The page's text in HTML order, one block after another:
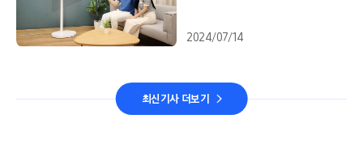
2024/07/14
최신기사 더보기